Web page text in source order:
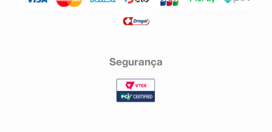
Segurança